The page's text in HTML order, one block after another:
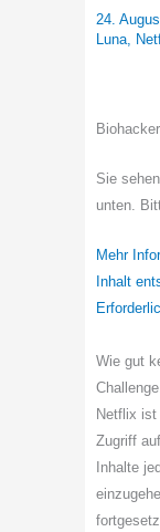
24.
Luna,
Sie
unten.
Mehr
Inhalt
Wie gut
Netflix ist
Zugriff
Inhalte